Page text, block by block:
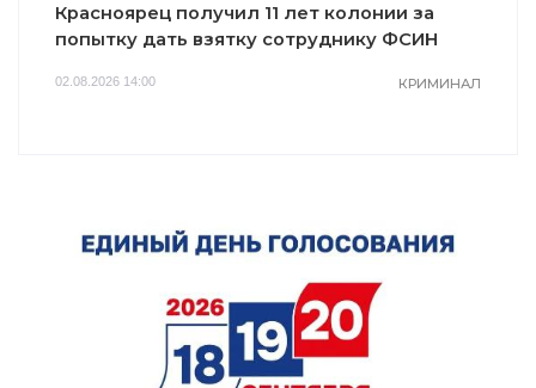
Красноярец получил 11 лет колонии за
попытку дать взятку сотруднику ФСИН
02.08.2026 14:00 КРИМИНАЛ